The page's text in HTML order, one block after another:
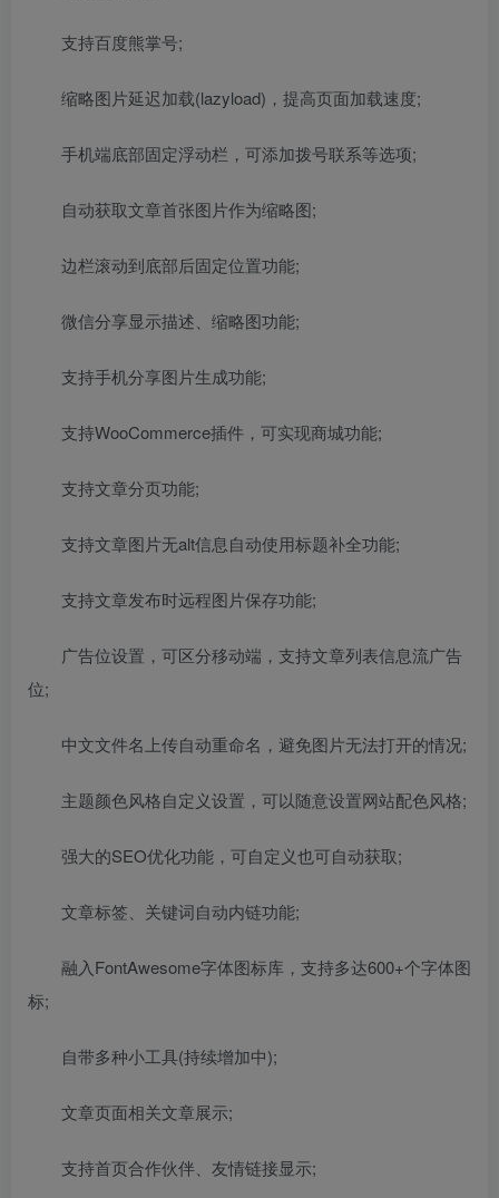
支持百度熊掌号;
缩略图片延迟加载(lazyload)，提高页面加载速度;
手机端底部固定浮动栏，可添加拨号联系等选项;
自动获取文章首张图片作为缩略图;
边栏滚动到底部后固定位置功能;
微信分享显示描述、缩略图功能;
支持手机分享图片生成功能;
支持WooCommerce插件，可实现商城功能;
支持文章分页功能;
支持文章图片无alt信息自动使用标题补全功能;
支持文章发布时远程图片保存功能;
广告位设置，可区分移动端，支持文章列表信息流广告
位;
中文文件名上传自动重命名，避免图片无法打开的情况;
主题颜色风格自定义设置，可以随意设置网站配色风格;
强大的SEO优化功能，可自定义也可自动获取;
文章标签、关键词自动内链功能;
融入FontAwesome字体图标库，支持多达600+个字体图
标;
自带多种小工具(持续增加中);
文章页面相关文章展示;
支持首页合作伙伴、友情链接显示;